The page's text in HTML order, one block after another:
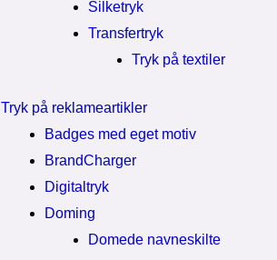
Silketryk
Transfertryk
Tryk på textiler
Tryk på reklameartikler
Badges med eget motiv
BrandCharger
Digitaltryk
Doming
Domede navneskilte